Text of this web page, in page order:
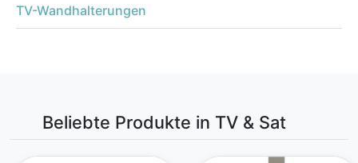
TV-Wandhalterungen
Beliebte Produkte in TV & Sat